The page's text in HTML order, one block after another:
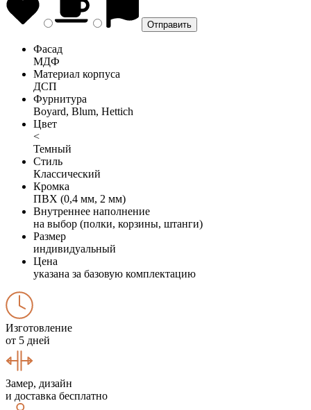
Фасад
МДФ
Материал корпуса
ДСП
Фурнитура
Boyard, Blum, Hettich
Цвет
<
Темный
Стиль
Классический
Кромка
ПВХ (0,4 мм, 2 мм)
Внутреннее наполнение
на выбор (полки, корзины, штанги)
Размер
индивидуальный
Цена
указана за базовую комплектацию
Изготовление
от 5 дней
Замер, дизайн
и доставка бесплатно